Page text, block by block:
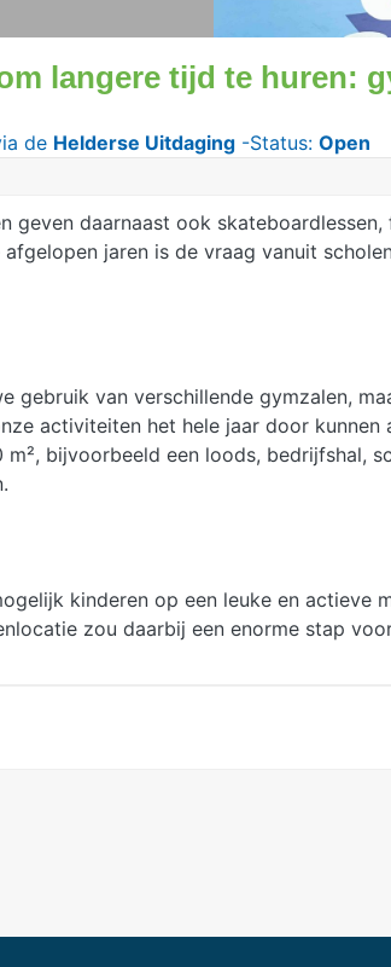
langere tijd te huren:
de Helderse Uitdaging -Status: Open
geven daarnaast ook
afgelopen jaren is de vraag vanuit
gebruik van verschillende gymzalen,
activiteiten het hele jaar door
bijvoorbeeld een loods, bedrijfshal,
kinderen op een leuke en actieve
zou daarbij een enorme stap